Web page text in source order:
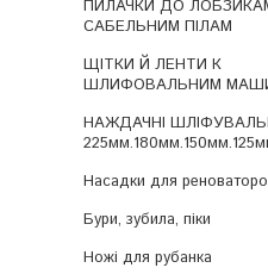
ПИЛАЧКИ ДО
САБЕЛЬНИМ ПІЛАМ
ЩІТКИ Й ЛЕНТИ К
ШЛИФОВАЛЬНИМ
НАЖДАЧНІ
Насадки для
Бури, зубила, піки
Ножі для рубанка